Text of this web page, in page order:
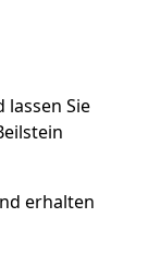
lassen Sie
erhalten